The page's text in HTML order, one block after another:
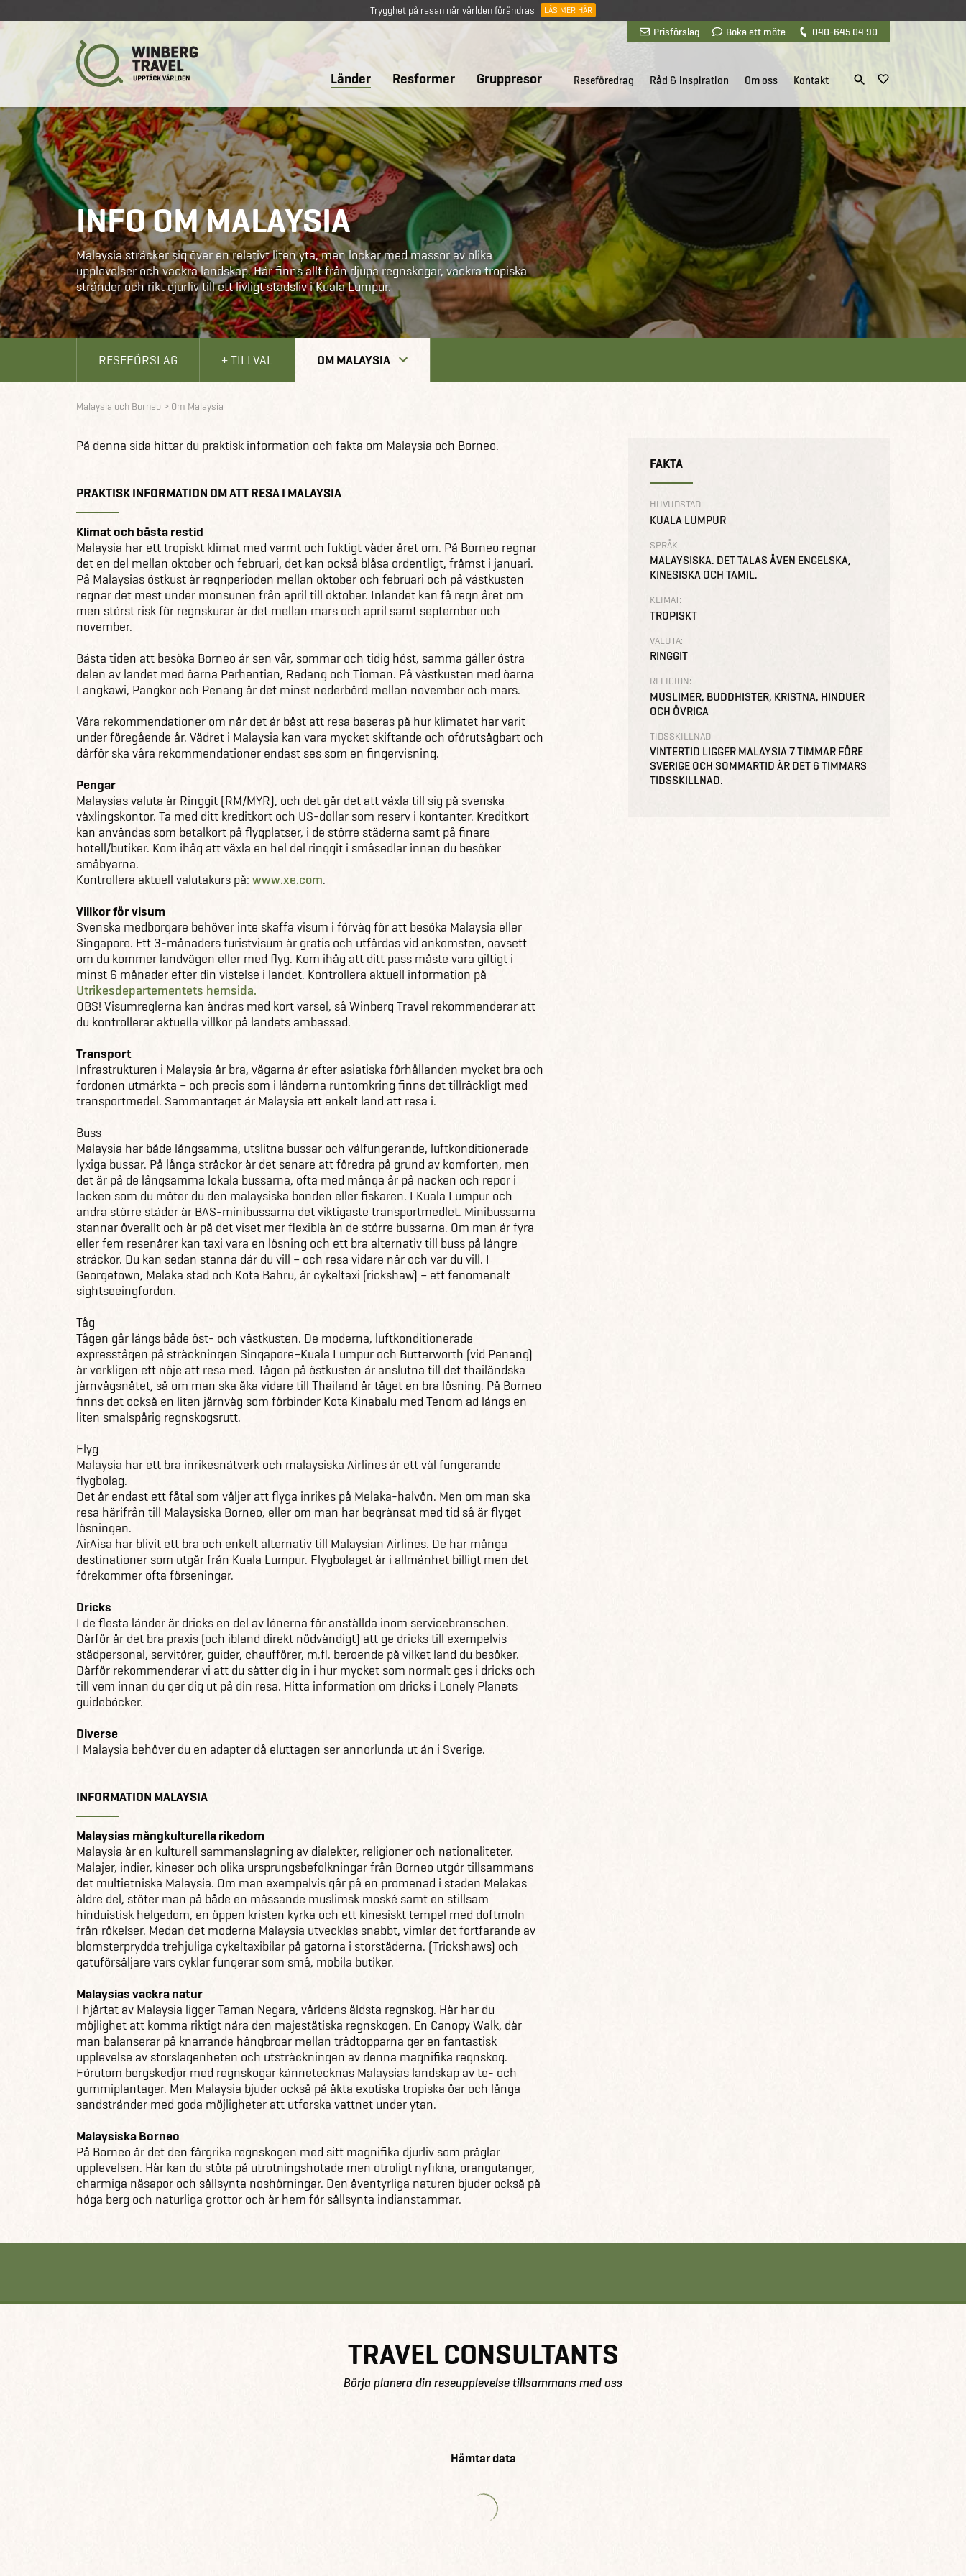
Trygghet på resan när världen förändras LÄS MER HÄR
Prisförslag Boka ett möte 040-645 04 90
Länder Resformer Gruppresor Reseföredrag Råd & inspiration Om oss Kontakt
INFO OM MALAYSIA
Malaysia sträcker sig över en relativt liten yta, men lockar med massor av olika
upplevelser och vackra landskap. Här finns allt från djupa regnskogar, vackra tropiska
stränder och rikt djurliv till ett livligt stadsliv i Kuala Lumpur.
RESEFÖRSLAG + TILLVAL OM MALAYSIA
Malaysia och Borneo Om Malaysia
På denna sida hittar du praktisk information och fakta om Malaysia och Borneo.
PRAKTISK INFORMATION OM ATT RESA I MALAYSIA
Klimat och bästa restid
Malaysia har ett tropiskt klimat med varmt och fuktigt väder året om. På Borneo regnar
det en del mellan oktober och februari, det kan också blåsa ordentligt, främst i januari.
På Malaysias östkust är regnperioden mellan oktober och februari och på västkusten
regnar det mest under monsunen från april till oktober. Inlandet kan få regn året om
men störst risk för regnskurar är det mellan mars och april samt september och
november.
Bästa tiden att besöka Borneo är sen vår, sommar och tidig höst, samma gäller östra
delen av landet med öarna Perhentian, Redang och Tioman. På västkusten med öarna
Langkawi, Pangkor och Penang är det minst nederbörd mellan november och mars.
Våra rekommendationer om när det är bäst att resa baseras på hur klimatet har varit
under föregående år. Vädret i Malaysia kan vara mycket skiftande och oförutsägbart och
därför ska våra rekommendationer endast ses som en fingervisning.
Pengar
Malaysias valuta är Ringgit (RM/MYR), och det går det att växla till sig på svenska
växlingskontor. Ta med ditt kreditkort och US-dollar som reserv i kontanter. Kreditkort
kan användas som betalkort på flygplatser, i de större städerna samt på finare
hotell/butiker. Kom ihåg att växla en hel del ringgit i småsedlar innan du besöker
småbyarna.
Kontrollera aktuell valutakurs på: www.xe.com.
Villkor för visum
Svenska medborgare behöver inte skaffa visum i förväg för att besöka Malaysia eller
Singapore. Ett 3-månaders turistvisum är gratis och utfärdas vid ankomsten, oavsett
om du kommer landvägen eller med flyg. Kom ihåg att ditt pass måste vara giltigt i
minst 6 månader efter din vistelse i landet. Kontrollera aktuell information på
Utrikesdepartementets hemsida.
OBS! Visumreglerna kan ändras med kort varsel, så Winberg Travel rekommenderar att
du kontrollerar aktuella villkor på landets ambassad.
Transport
Infrastrukturen i Malaysia är bra, vägarna är efter asiatiska förhållanden mycket bra och
fordonen utmärkta – och precis som i länderna runtomkring finns det tillräckligt med
transportmedel. Sammantaget är Malaysia ett enkelt land att resa i.
Buss
Malaysia har både långsamma, utslitna bussar och välfungerande, luftkonditionerade
lyxiga bussar. På långa sträckor är det senare att föredra på grund av komforten, men
det är på de långsamma lokala bussarna, ofta med många år på nacken och repor i
lacken som du möter du den malaysiska bonden eller fiskaren. I Kuala Lumpur och
andra större städer är BAS-minibussarna det viktigaste transportmedlet. Minibussarna
stannar överallt och är på det viset mer flexibla än de större bussarna. Om man är fyra
eller fem resenärer kan taxi vara en lösning och ett bra alternativ till buss på längre
sträckor. Du kan sedan stanna där du vill – och resa vidare när och var du vill. I
Georgetown, Melaka stad och Kota Bahru, är cykeltaxi (rickshaw) – ett fenomenalt
sightseeingfordon.
Tåg
Tågen går längs både öst- och västkusten. De moderna, luftkonditionerade
expresstågen på sträckningen Singapore–Kuala Lumpur och Butterworth (vid Penang)
är verkligen ett nöje att resa med. Tågen på östkusten är anslutna till det thailändska
järnvägsnätet, så om man ska åka vidare till Thailand är tåget en bra lösning. På Borneo
finns det också en liten järnväg som förbinder Kota Kinabalu med Tenom ad längs en
liten smalspårig regnskogsrutt.
Flyg
Malaysia har ett bra inrikesnätverk och malaysiska Airlines är ett väl fungerande
flygbolag.
Det är endast ett fåtal som väljer att flyga inrikes på Melaka-halvön. Men om man ska
resa härifrån till Malaysiska Borneo, eller om man har begränsat med tid så är flyget
lösningen.
AirAisa har blivit ett bra och enkelt alternativ till Malaysian Airlines. De har många
destinationer som utgår från Kuala Lumpur. Flygbolaget är i allmänhet billigt men det
förekommer ofta förseningar.
Dricks
I de flesta länder är dricks en del av lönerna för anställda inom servicebranschen.
Därför är det bra praxis (och ibland direkt nödvändigt) att ge dricks till exempelvis
städpersonal, servitörer, guider, chaufförer, m.fl. beroende på vilket land du besöker.
Därför rekommenderar vi att du sätter dig in i hur mycket som normalt ges i dricks och
till vem innan du ger dig ut på din resa. Hitta information om dricks i Lonely Planets
guideböcker.
Diverse
I Malaysia behöver du en adapter då eluttagen ser annorlunda ut än i Sverige.
FAKTA
HUVUDSTAD:
KUALA LUMPUR
SPRÅK:
MALAYSISKA. DET TALAS ÄVEN ENGELSKA,
KINESISKA OCH TAMIL.
KLIMAT:
TROPISKT
VALUTA:
RINGGIT
RELIGION:
MUSLIMER, BUDDHISTER, KRISTNA, HINDUER
OCH ÖVRIGA
TIDSSKILLNAD:
VINTERTID LIGGER MALAYSIA 7 TIMMAR FÖRE
SVERIGE OCH SOMMARTID ÄR DET 6 TIMMARS
TIDSSKILLNAD.
INFORMATION MALAYSIA
Malaysias mångkulturella rikedom
Malaysia är en kulturell sammanslagning av dialekter, religioner och nationaliteter.
Malajer, indier, kineser och olika ursprungsbefolkningar från Borneo utgör tillsammans
det multietniska Malaysia. Om man exempelvis går på en promenad i staden Melakas
äldre del, stöter man på både en mässande muslimsk moské samt en stillsam
hinduistisk helgedom, en öppen kristen kyrka och ett kinesiskt tempel med doftmoln
från rökelser. Medan det moderna Malaysia utvecklas snabbt, vimlar det fortfarande av
blomsterprydda trehjuliga cykeltaxibilar på gatorna i storstäderna. (Trickshaws) och
gatuförsäljare vars cyklar fungerar som små, mobila butiker.
Malaysias vackra natur
I hjärtat av Malaysia ligger Taman Negara, världens äldsta regnskog. Här har du
möjlighet att komma riktigt nära den majestätiska regnskogen. En Canopy Walk, där
man balanserar på knarrande hängbroar mellan trädtopparna ger en fantastisk
upplevelse av storslagenheten och utsträckningen av denna magnifika regnskog.
Förutom bergskedjor med regnskogar kännetecknas Malaysias landskap av te- och
gummiplantager. Men Malaysia bjuder också på äkta exotiska tropiska öar och långa
sandstränder med goda möjligheter att utforska vattnet under ytan.
Malaysiska Borneo
På Borneo är det den färgrika regnskogen med sitt magnifika djurliv som präglar
upplevelsen. Här kan du stöta på utrotningshotade men otroligt nyfikna, orangutanger,
charmiga näsapor och sällsynta noshörningar. Den äventyrliga naturen bjuder också på
höga berg och naturliga grottor och är hem för sällsynta indianstammar.
TRAVEL CONSULTANTS
Börja planera din reseupplevelse tillsammans med oss
Hämtar data